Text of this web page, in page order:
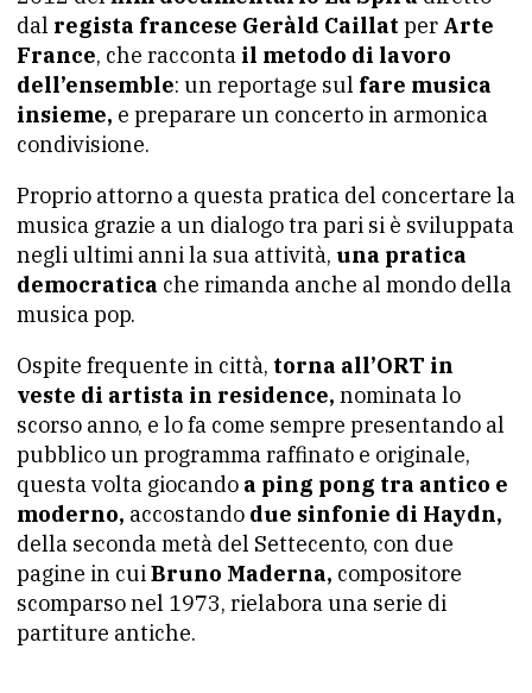
dal regista francese Geràld Caillat per Arte
France, che racconta il metodo di lavoro
dell’ensemble: un reportage sul fare musica
insieme, e preparare un concerto in armonica
condivisione.
Proprio attorno a questa pratica del concertare la
musica grazie a un dialogo tra pari si è sviluppata
negli ultimi anni la sua attività, una pratica
democratica che rimanda anche al mondo della
musica pop.
Ospite frequente in città, torna all’ORT in
veste di artista in residence, nominata lo
scorso anno, e lo fa come sempre presentando al
pubblico un programma raffinato e originale,
questa volta giocando a ping pong tra antico e
moderno, accostando due sinfonie di Haydn,
della seconda metà del Settecento, con due
pagine in cuiBruno Maderna, compositore
scomparso nel 1973, rielabora una serie di
partiture antiche.